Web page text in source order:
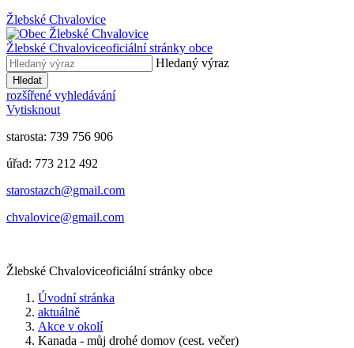
Žlebské Chvalovice
Žlebské Chvaloviceoficiální stránky obce
Hledaný výraz
Hledat
rozšířené vyhledávání
Vytisknout
starosta: 739 756 906
úřad: 773 212 492
​​​​starostazch@gmail.com
​​​​chvalovice@gmail.com
Žlebské Chvaloviceoficiální stránky obce
Úvodní stránka
aktuálně
Akce v okolí
Kanada - můj drohé domov (cest. večer)